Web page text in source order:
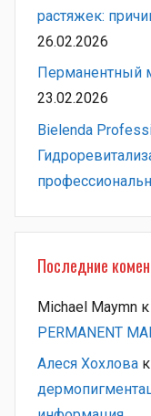
растяжек:
26.02.2026
Перманентный
23.02.2026
Bielenda
Последние
Michael Maymn
PERMANENT
Алеся Хохлова